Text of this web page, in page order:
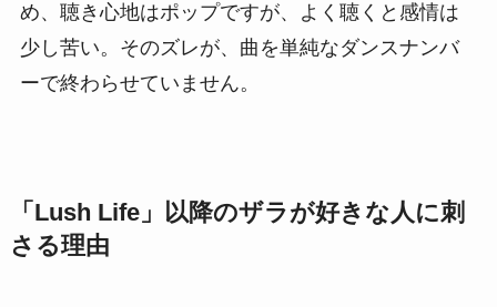
め、聴き心地はポップですが、よく聴くと感情は
少し苦い。そのズレが、曲を単純なダンスナンバ
ーで終わらせていません。
「Lush Life」以降のザラが好きな人に刺
さる理由